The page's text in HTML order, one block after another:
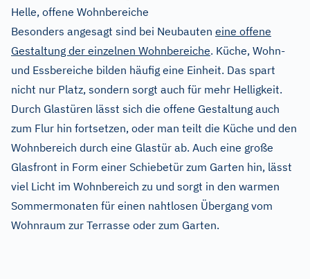
Helle, offene Wohnbereiche
Besonders angesagt sind bei Neubauten eine offene
Gestaltung der einzelnen Wohnbereiche. Küche, Wohn-
und Essbereiche bilden häufig eine Einheit. Das spart
nicht nur Platz, sondern sorgt auch für mehr Helligkeit.
Durch Glastüren lässt sich die offene Gestaltung auch
zum Flur hin fortsetzen, oder man teilt die Küche und den
Wohnbereich durch eine Glastür ab. Auch eine große
Glasfront in Form einer Schiebetür zum Garten hin, lässt
viel Licht im Wohnbereich zu und sorgt in den warmen
Sommermonaten für einen nahtlosen Übergang vom
Wohnraum zur Terrasse oder zum Garten.